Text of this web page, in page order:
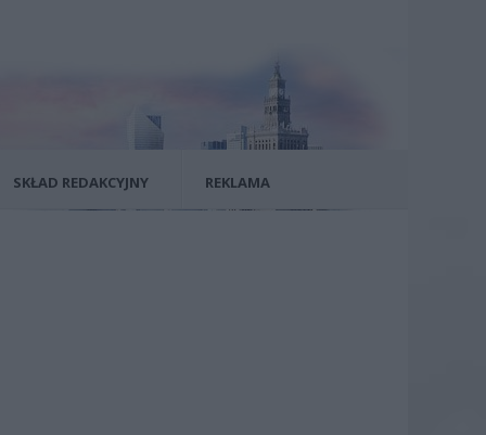
SKŁAD REDAKCYJNY REKLAMA